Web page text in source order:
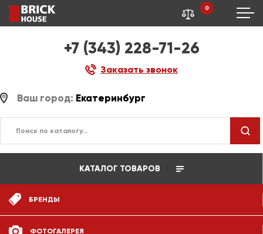
+7 (343) 228-71-26
Заказать звонок
0
Ваш город: Екатеринбург
КАТАЛОГ ТОВАРОВ
БРЕНДЫ
ФОТОГАЛЕРЕЯ